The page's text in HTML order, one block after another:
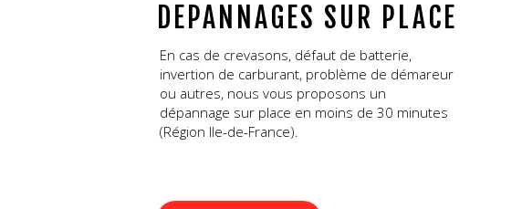
DEPANNAGES SUR PLACE
En cas de crevasons, défaut de batterie,
invertion de carburant, problème de démareur
ou autres, nous vous proposons un
dépannage sur place en moins de 30 minutes
(Région Ile-de-France).